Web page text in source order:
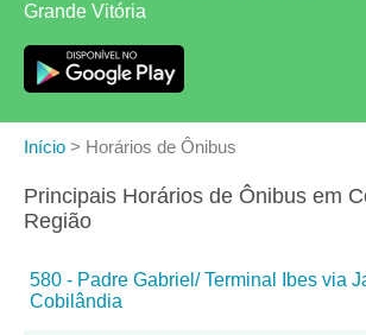
Grande Vitória
Início > Horários de Ônibus
Principais Horários de Ônibus em
Região
580 - Padre Gabriel/ Terminal Ibes via
Cobilândia